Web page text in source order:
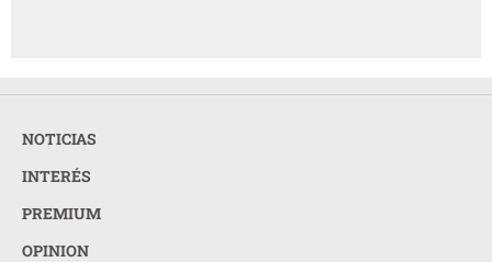
NOTICIAS
INTERÉS
PREMIUM
OPINION